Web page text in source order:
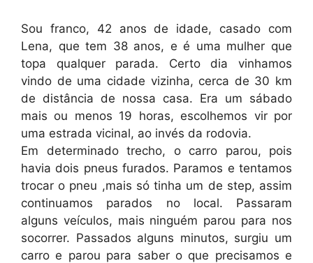
Sou franco, 42 anos de idade, casado com
Lena, que tem 38 anos, e é uma mulher que
topa qualquer parada. Certo dia vinhamos
vindo de uma cidade vizinha, cerca de 30 km
de distância de nossa casa. Era um sábado
mais ou menos 19 horas, escolhemos vir por
uma estrada vicinal, ao invés da rodovia.
Em determinado trecho, o carro parou, pois
havia dois pneus furados. Paramos e tentamos
trocar o pneu ,mais só tinha um de step, assim
continuamos parados no local. Passaram
alguns veículos, mais ninguém parou para nos
socorrer. Passados alguns minutos, surgiu um
carro e parou para saber o que precisamos e